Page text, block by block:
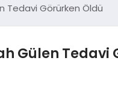
Tedavi Görürken Öldü
Gülen Tedavi